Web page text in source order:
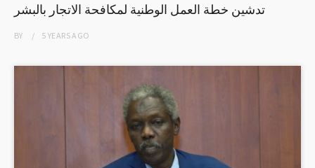
تدشين خطة العمل الوطنية لمكافحة الاتجار بالبشر
BY 5 YEARSAGO